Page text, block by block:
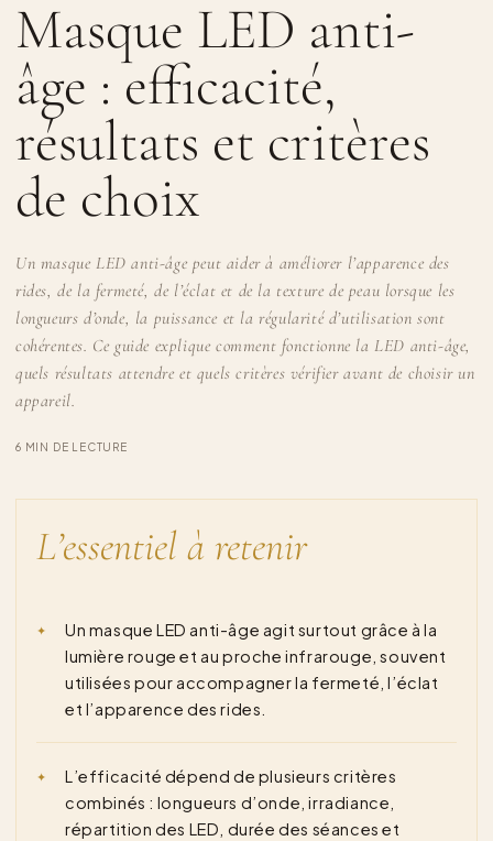
Masque LED anti-
âge : efficacité,
résultats et critères
de choix
Un masque LED anti-âge peut aider à améliorer l’apparence des
rides, de la fermeté, de l’éclat et de la texture de peau lorsque les
longueurs d’onde, la puissance et la régularité d’utilisation sont
cohérentes. Ce guide explique comment fonctionne la LED anti-âge,
quels résultats attendre et quels critères vérifier avant de choisir un
appareil.
6 MIN DE LECTURE
L’essentiel à retenir
Un masque LED anti-âge agit surtout grâce à la
lumière rouge et au proche infrarouge, souvent
utilisées pour accompagner la fermeté, l’éclat
et l’apparence des rides.
L’efficacité dépend de plusieurs critères
combinés : longueurs d’onde, irradiance,
répartition des LED, durée des séances et